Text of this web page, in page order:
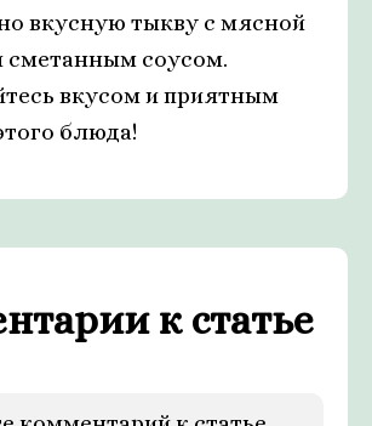
вкусную тыкву с мясной
сметанным соусом.
вкусом и приятным
блюда!
к статье